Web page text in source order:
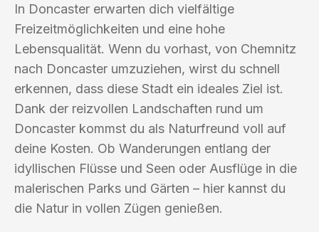
In Doncaster erwarten dich vielfältige
Freizeitmöglichkeiten und eine hohe
Lebensqualität. Wenn du vorhast, von Chemnitz
nach Doncaster umzuziehen, wirst du schnell
erkennen, dass diese Stadt ein ideales Ziel ist.
Dank der reizvollen Landschaften rund um
Doncaster kommst du als Naturfreund voll auf
deine Kosten. Ob Wanderungen entlang der
idyllischen Flüsse und Seen oder Ausflüge in die
malerischen Parks und Gärten – hier kannst du
die Natur in vollen Zügen genießen.